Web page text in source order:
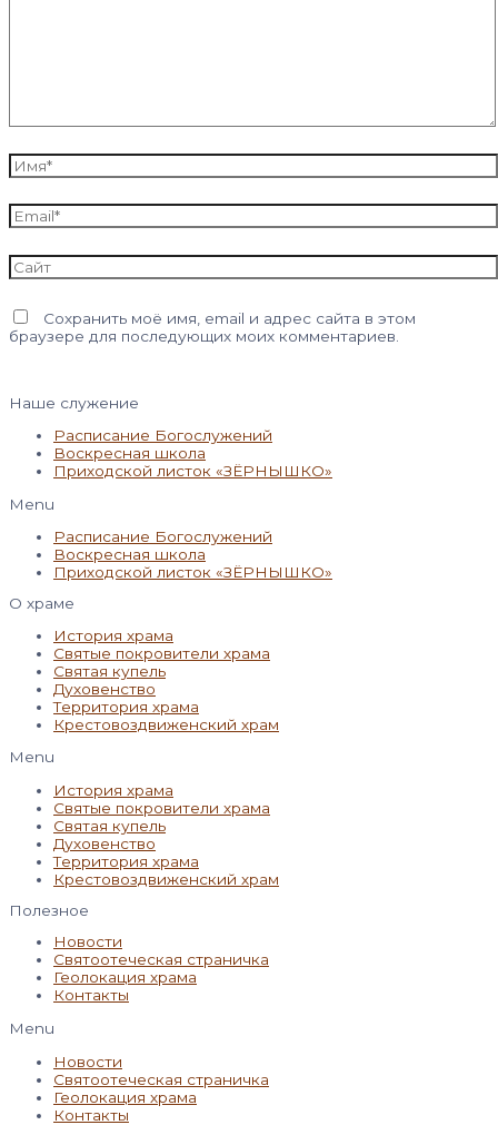
Имя*
Email*
Сайт
Сохранить моё имя, email и адрес сайта в этом
браузере для последующих моих комментариев.
Наше служение
Расписание Богослужений
Воскресная школа
Приходской листок «ЗЁРНЫШКО»
Menu
Расписание Богослужений
Воскресная школа
Приходской листок «ЗЁРНЫШКО»
О храме
История храма
Святые покровители храма
Святая купель
Духовенство
Территория храма
Крестовоздвиженский храм
Menu
История храма
Святые покровители храма
Святая купель
Духовенство
Территория храма
Крестовоздвиженский храм
Полезное
Новости
Святоотеческая страничка
Геолокация храма
Контакты
Menu
Новости
Святоотеческая страничка
Геолокация храма
Контакты